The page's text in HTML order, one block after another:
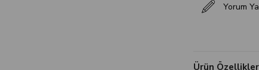
Yorum
Ürün